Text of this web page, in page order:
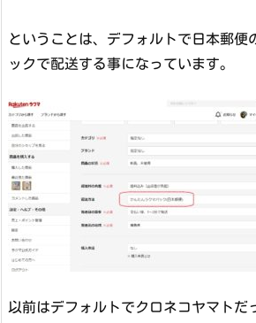
ということは、デフォルトで日本郵便
ックで配送する事になっています。
以前はデフォルトでクロネコヤマトだ